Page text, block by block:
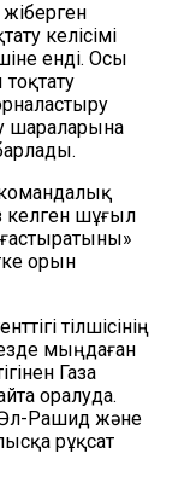
келісімі
енді. Осы
шараларына
келген шұғыл
орын
тілшісінің
мыңдаған
Газа
оралуда.
Әл-Рашид және
рұқсат